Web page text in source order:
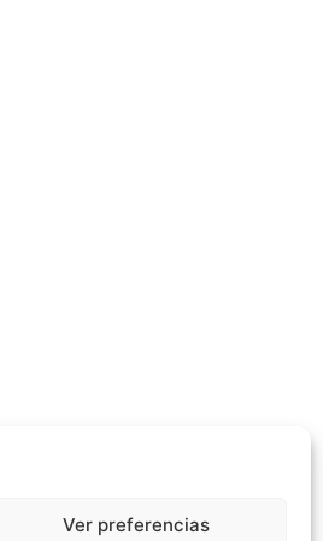
Ver preferencias